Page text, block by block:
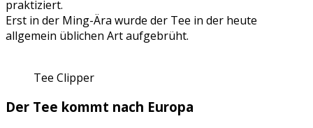
praktiziert.
Erst in der Ming-Ära wurde der Tee in der heute
allgemein üblichen Art aufgebrüht.
Tee Clipper
Der Tee kommt nach Europa